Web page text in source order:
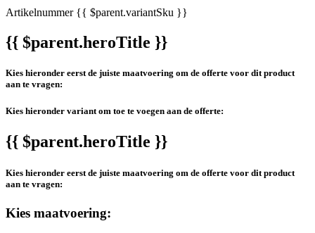
Artikelnummer{{ $parent.variantSku }}
{{ $parent.heroTitle }}
Kies hieronder eerst de juiste maatvoering om de offerte voor dit product
aan te vragen:
Kies hieronder variant om toe te voegen aan de offerte:
{{ $parent.heroTitle }}
Kies hieronder eerst de juiste maatvoering om de offerte voor dit product
aan te vragen:
Kies maatvoering: